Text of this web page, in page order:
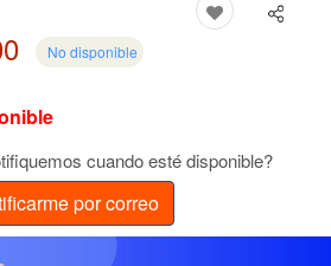
No disponible
cuando esté disponible?
por correo